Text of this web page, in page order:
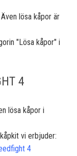
lösa kåpor är
"Lösa kåpor" i
4
lösa kåpor i
vi erbjuder:
4